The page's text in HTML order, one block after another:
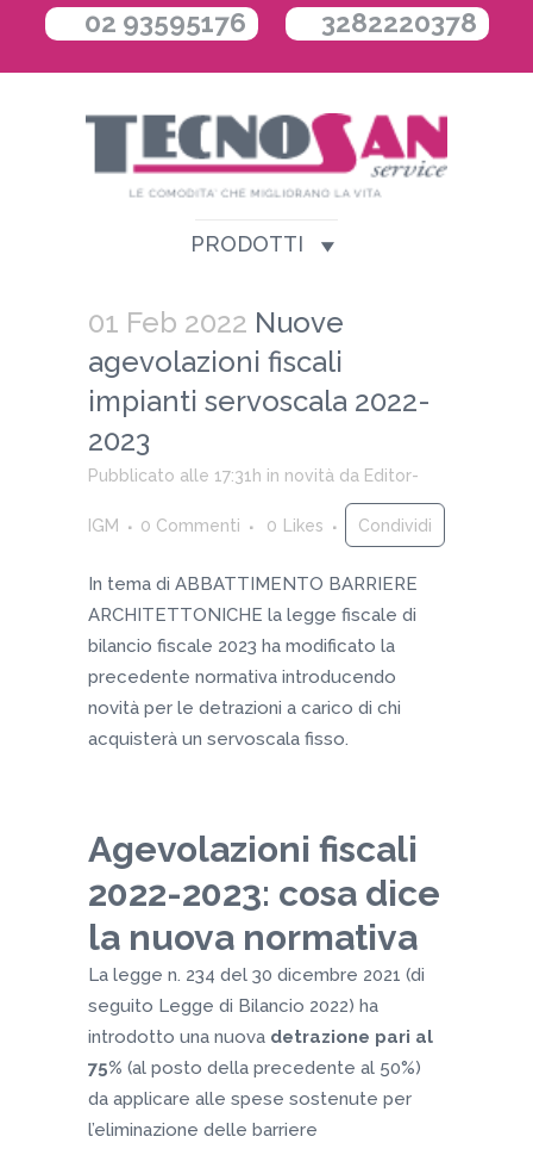
02 93595176 3282220378
PRODOTTI
01 Feb 2022 Nuove
agevolazioni fiscali
impianti servoscala 2022-
2023
Pubblicato alle 17:31h in novità da Editor-
IGM 0 Commenti 0 Likes Condividi
In tema di ABBATTIMENTO BARRIERE
ARCHITETTONICHE la legge fiscale di
bilancio fiscale 2023 ha modificato la
precedente normativa introducendo
novità per le detrazioni a carico di chi
acquisterà un servoscala fisso.
Agevolazioni fiscali
2022-2023: cosa dice
la nuova normativa
La legge n. 234 del 30 dicembre 2021 (di
seguito Legge di Bilancio 2022) ha
introdotto una nuova detrazione pari al
75% (al posto della precedente al 50%)
da applicare alle spese sostenute per
l’eliminazione delle barriere